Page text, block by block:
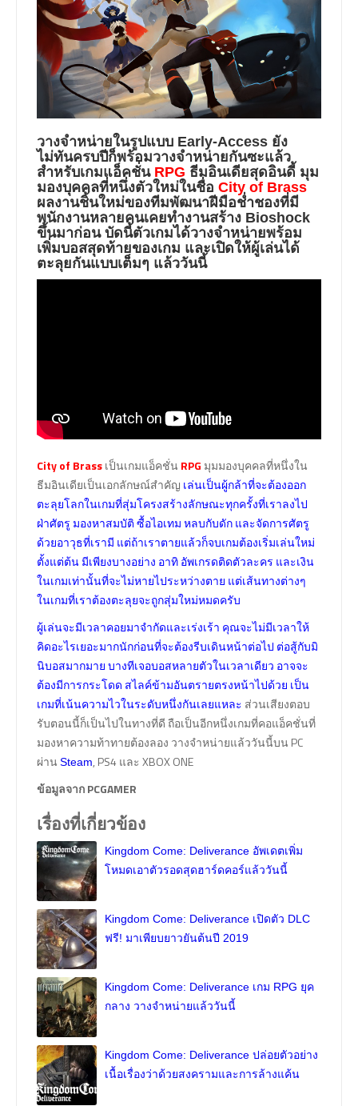
วางจำหน่ายในรูปแบบ Early-Access ยัง
ไม่ทันครบปีก็พร้อมวางจำหน่ายกันซะแล้ว
สำหรับเกมแอ็คชั่น RPG ธีมอินเดียสุดอินดี้ มุม
มองบุคคลที่หนึ่งตัวใหม่ในชื่อ City of Brass
ผลงานชิ้นใหม่ของทีมพัฒนาฝีมือช่ำชองที่มี
พนักงานหลายคนเคยทำงานสร้าง Bioshock
ขึ้นมาก่อน บัดนี้ตัวเกมได้วางจำหน่ายพร้อม
เพิ่มบอสสุดท้ายของเกม และเปิดให้ผู้เล่นได้
ตะลุยกันแบบเต็มๆ แล้ววันนี้
City of Brassเป็นเกมแอ็คชั่น RPG มุมมองบุคคลที่หนึ่งใน
ธีมอินเดียเป็นเอกลักษณ์สำคัญ เล่นเป็นผู้กล้าที่จะต้องออก
ตะลุยโลกในเกมที่สุ่มโครงสร้างลักษณะทุกครั้งที่เราลงไป
ฝ่าศัตรู มองหาสมบัติ ซื้อไอเทม หลบกับดัก และจัดการศัตรู
ด้วยอาวุธที่เรามี แต่ถ้าเราตายแล้วก็จบเกมต้องเริ่มเล่นใหม่
ตั้งแต่ต้น มีเพียงบางอย่าง อาทิ อัพเกรดติดตัวละคร และเงิน
ในเกมเท่านั้นที่จะไม่หายไประหว่างตาย แต่เส้นทางต่างๆ
ในเกมที่เราต้องตะลุยจะถูกสุ่มใหม่หมดครับ
ผู้เล่นจะมีเวลาคอยมาจำกัดและเร่งเร้า คุณจะไม่มีเวลาให้
คิดอะไรเยอะมากนักก่อนที่จะต้องรีบเดินหน้าต่อไป ต่อสู้กับมิ
นิบอสมากมาย บางทีเจอบอสหลายตัวในเวลาเดียว อาจจะ
ต้องมีการกระโดด สไลค์ข้ามอันตรายตรงหน้าไปด้วย เป็น
เกมที่เน้นความไวในระดับหนึ่งกันเลยแหละ ส่วนเสียงตอบ
รับตอนนี้ก็เป็นไปในทางที่ดี ถือเป็นอีกหนึ่งเกมที่คอแอ็คชั่นที่
มองหาความท้าทายต้องลอง วางจำหน่ายแล้ววันนี้บน PC
ผ่าน Steam, PS4 และ XBOX ONE
ข้อมูลจาก PCGAMER
เรื่องที่เกี่ยวข้อง
Kingdom Come: Deliverance อัพเดตเพิ่ม
โหมดเอาตัวรอดสุดฮาร์ดคอร์แล้ววันนี้
Kingdom Come: Deliverance เปิดตัว DLC
ฟรี! มาเพียบยาวยันต้นปี 2019
Kingdom Come: Deliverance เกม RPG ยุค
กลาง วางจำหน่ายแล้ววันนี้
Kingdom Come: Deliverance ปล่อยตัวอย่าง
เนื้อเรื่องว่าด้วยสงครามและการล้างแค้น